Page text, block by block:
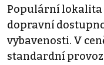
Populární lokalita
dopravní
vybavenosti. V
standardní provoz